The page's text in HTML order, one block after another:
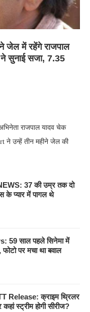
जेल में रहेंगे राजपाल
ने सुनाई सजा, 7.35
राजपाल यादव चेक
ने उन्हें तीन महीने जेल की
37 की उम्र तक दो
के प्यार में पागल थे
59 साल पहले सिनेमा में
फोटो पर मचा था बवाल
Release: क्राइम थ्रिलर
स्ट्रीम होगी सीरीज?